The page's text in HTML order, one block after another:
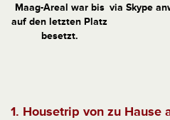
Maag-Areal war bis
auf den letzten Platz
besetzt.
via Skype
1. Housetrip von zu Hause